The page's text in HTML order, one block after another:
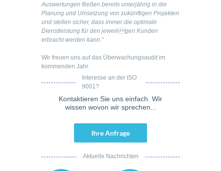
Auswertungen fließen bereits unterjährig in die
Planung und Umsetzung von zukünftigen Projekten
und stellen sicher, dass immer die optimale
Dienstleistung für den jeweiligen Kunden
erbracht werden kann.“
Wir freuen uns auf das Überwachungsaudit im
kommenden Jahr.
Interesse an der ISO
9001?
Kontaktieren Sie uns einfach. Wir
wissen wovon wir sprechen...
Ihre Anfrage
Aktuelle Nachrichten